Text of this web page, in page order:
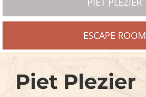
ESCAPE ROOM
Piet Plezier